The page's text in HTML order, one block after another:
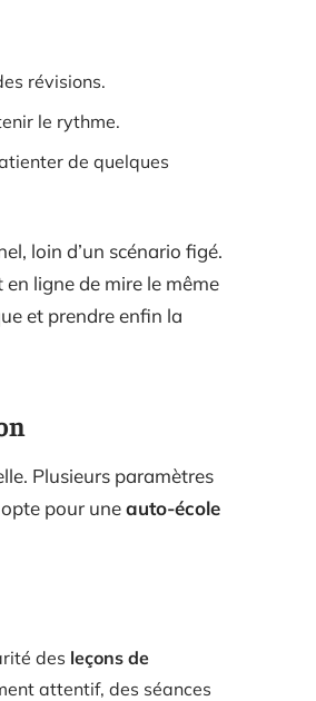
révisions.
le rythme.
de quelques
loin d’un scénario figé.
ligne de mire le même
et prendre enfin la
Plusieurs paramètres
opte pour uneauto-école
des leçons de
attentif, des séances